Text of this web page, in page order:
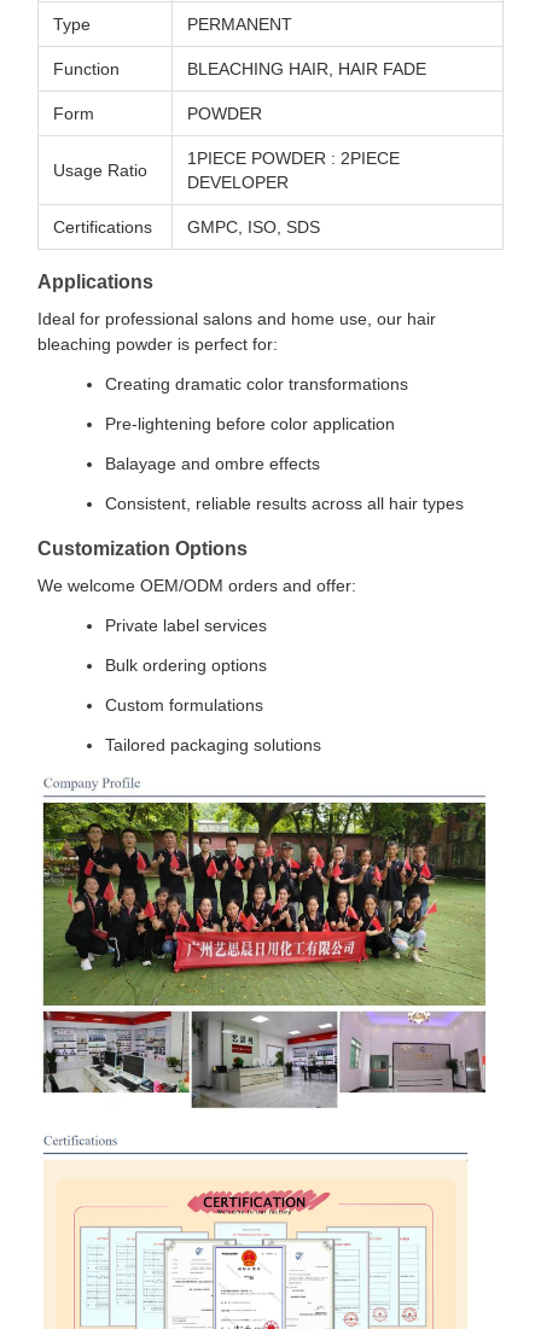
Type PERMANENT
Function BLEACHING HAIR, HAIR FADE
Form POWDER
Usage Ratio
1PIECE POWDER : 2PIECE
DEVELOPER
Certifications GMPC, ISO, SDS
Applications
Ideal for professional salons and home use, our hair
bleaching powder is perfect for:
Creating dramatic color transformations
Pre-lightening before color application
Balayage and ombre effects
Consistent, reliable results across all hair types
Customization Options
We welcome OEM/ODM orders and offer:
Private label services
Bulk ordering options
Custom formulations
Tailored packaging solutions